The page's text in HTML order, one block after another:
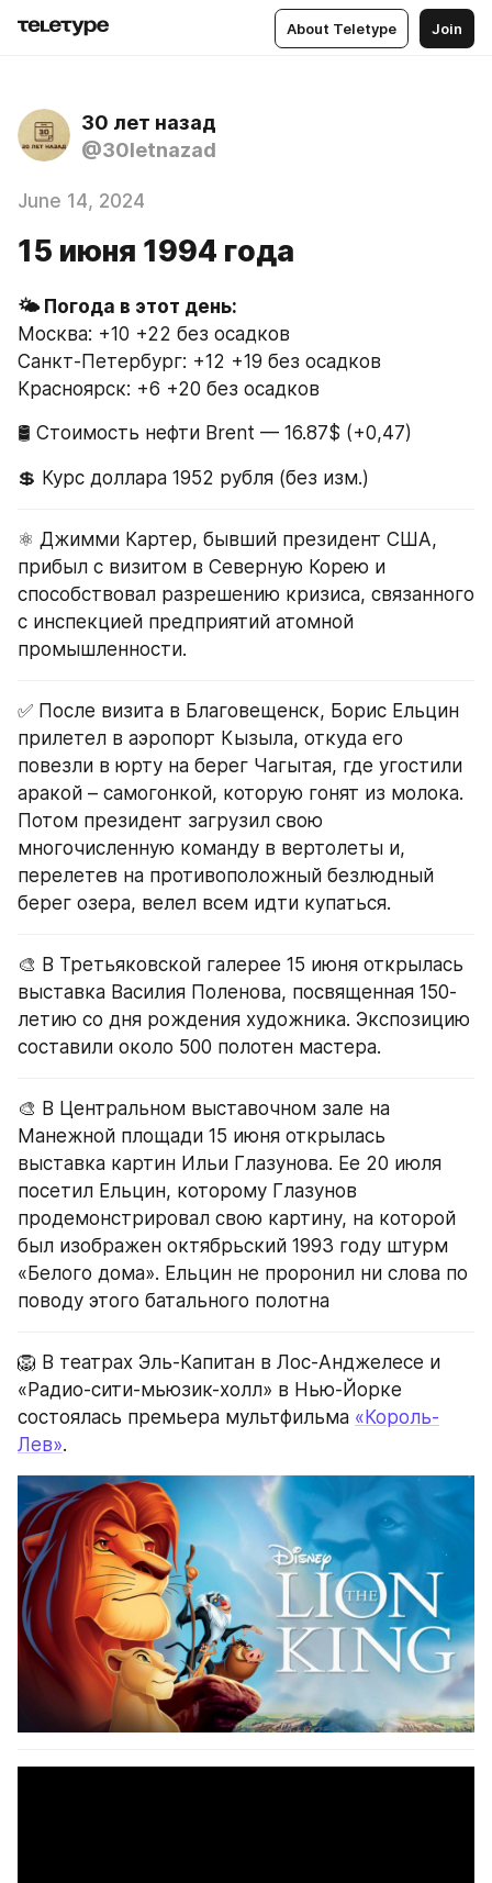
About Teletype Join
30 лет назад
@30letnazad
June 14, 2024
15 июня 1994 года
Москва: +10 +22 без осадков
Санкт-Петербург: +12 +19 без осадков
Красноярск: +6 +20 без осадков
🛢 Стоимость нефти Brent — 16.87$ (+0,47)
💲 Курс доллара 1952 рубля (без изм.)
⚛️ Джимми Картер, бывший президент США,
прибыл с визитом в Северную Корею и
способствовал разрешению кризиса, связанного
с инспекцией предприятий атомной
промышленности.
✅ После визита в Благовещенск, Борис Ельцин
прилетел в аэропорт Кызыла, откуда его
повезли в юрту на берег Чагытая, где угостили
аракой – самогонкой, которую гонят из молока.
Потом президент загрузил свою
многочисленную команду в вертолеты и,
перелетев на противоположный безлюдный
берег озера, велел всем идти купаться.
🎨 В Третьяковской галерее 15 июня открылась
выставка Василия Поленова, посвященная 150-
летию со дня рождения художника. Экспозицию
составили около 500 полотен мастера.
🎨 В Центральном выставочном зале на
Манежной площади 15 июня открылась
выставка картин Ильи Глазунова. Ее 20 июля
посетил Ельцин, которому Глазунов
продемонстрировал свою картину, на которой
был изображен октябрьский 1993 году штурм
«Белого дома». Ельцин не проронил ни слова по
поводу этого батального полотна
🦁 В театрах Эль-Капитан в Лос-Анджелесе и
«Радио-сити-мьюзик-холл» в Нью-Йорке
состоялась премьера мультфильма «Король-
Лев».